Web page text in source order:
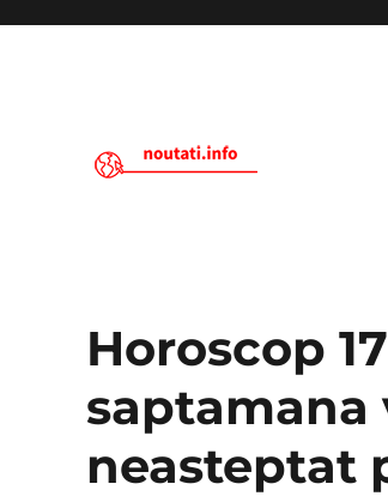
Horoscop
saptamana
neasteptat